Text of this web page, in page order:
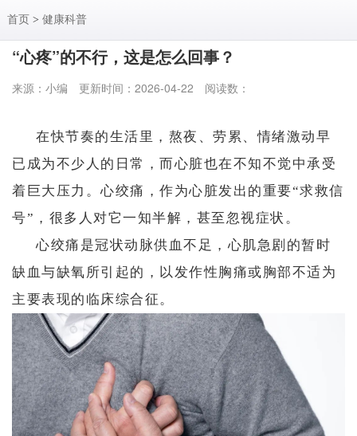
首页 > 健康科普
“心疼”的不行，这是怎么回事？
来源：小编 更新时间：2026-04-22 阅读数：
在快节奏的生活里，熬夜、劳累、情绪激动早
已成为不少人的日常，而心脏也在不知不觉中承受
着巨大压力。心绞痛，作为心脏发出的重要“求救信
号”，很多人对它一知半解，甚至忽视症状。
心绞痛是冠状动脉供血不足 ，心肌急剧的暂时
缺血与缺氧所引起的，以发作性胸痛或胸部不适为
主要表现的临床综合征。